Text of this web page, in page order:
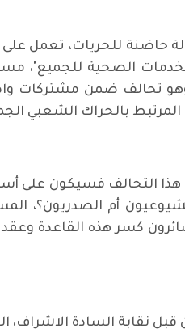
حاضنة للحريات، تعمل على
الصحية للجميع"،
تحالف ضمن مشتركات
بالحراك الشعبي
هذا التحالف فسيكون على
أم الصدريون؟،
كسر هذه القاعدة وعقد